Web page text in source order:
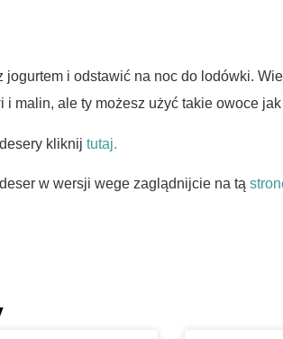
i odstawić na noc do lodówki.
i malin, ale ty możesz użyć takie owoce
kliknij tutaj.
w wersji wege zaglądnijcie na tą